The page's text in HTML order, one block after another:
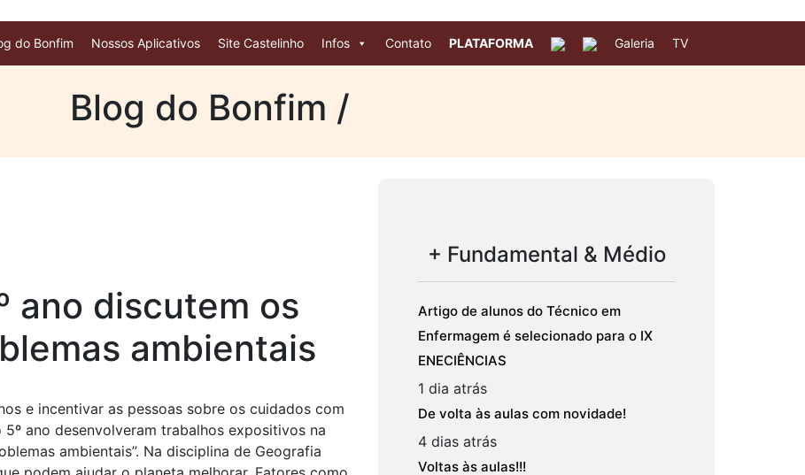
do Bonfim Nossos Aplicativos Site Castelinho Infos Contato PLATAFORMA Galeria TV
Blog do Bonfim /
ano discutem os
ambientais
e incentivar as pessoas sobre os cuidados com
ano desenvolveram trabalhos expositivos na
ambientais”. Na disciplina de Geografia
+ Fundamental & Médio
Artigo de alunos do Técnico em
Enfermagem é selecionado para o IX
ENECIÊNCIAS
1 dia atrás
De volta às aulas com novidade!
4 dias atrás
Voltas às aulas!!!